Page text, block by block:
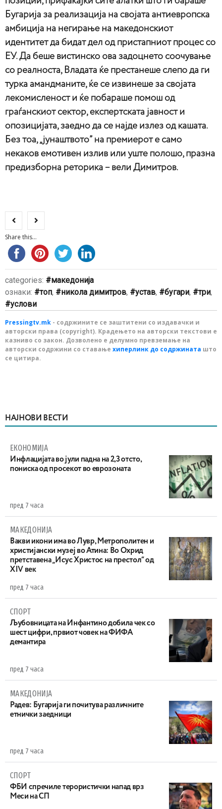
Бугарија за реализација на својата антиевропска
амбиција на негирање на македонскиот
идентитет да бидат дел од пристапниот процес со
ЕУ. Да беше вистинско ова задоцнето соочување
со реалноста, Владата ќе престанеше слепо да ги
турка амандманите, ќе се извинеше за својата
лекомисленост и ќе побараше помош од
граѓанскиот сектор, експертската јавност и
опозицијата, заедно да се најде излез од кашата.
Без тоа, „јунаштвото” на премиерот е само
некаков емотивен излив или уште полошо, празна
предизборна реторика – вели Димитров.
Share this...
categories:
македонија
ознаки:
топ, никола димитров, устав, бугари, три,
услови
Pressingtv.mk - содржините се заштитени со издавачки и
авторски права (copyright). Крадењето на авторски текстови е
казниво со закон. Дозволено е делумно превземање на
авторски содржини со ставање хиперлинк до содржината што
се цитира.
НАЈНОВИ ВЕСТИ
ЕКОНОМИЈА
Инфлацијата во јули падна на 2,3 отсто,
пониска од просекот во еврозоната
пред 7 часа
МАКЕДОНИЈА
Вакви икони има во Лувр, Метрополитен и
христијански музеј во Атина: Во Охрид
претставена „Исус Христос на престол“ од
XIV век
пред 7 часа
СПОРТ
Љубовницата на Инфантино добила чек со
шест цифри, првиот човек на ФИФА
демантира
пред 7 часа
МАКЕДОНИЈА
Радев: Бугарија ги почитува различните
етнички заедници
пред 7 часа
СПОРТ
ФБИ спречиле терористички напад врз
Меси на СП